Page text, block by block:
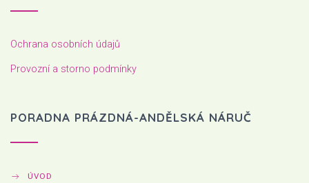
Ochrana osobních údajů
Provozní a storno podmínky
PORADNA PRÁZDNÁ-ANDĚLSKÁ NÁRUČ
ÚVOD